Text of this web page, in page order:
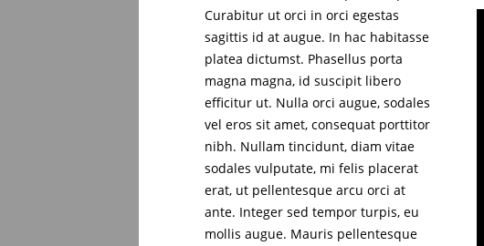
Curabitur ut orci in orci egestas
sagittis id at augue. In hac habitasse
platea dictumst. Phasellus porta
magna magna, id suscipit libero
efficitur ut. Nulla orci augue, sodales
vel eros sit amet, consequat porttitor
nibh. Nullam tincidunt, diam vitae
sodales vulputate, mi felis placerat
erat, ut pellentesque arcu orci at
ante. Integer sed tempor turpis, eu
mollis augue. Mauris pellentesque